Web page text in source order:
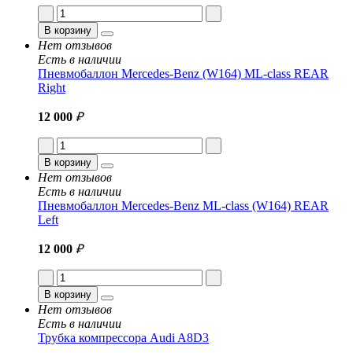
В корзину
Нет отзывов
Есть в наличии
Пневмобаллон Mercedes-Benz (W164) ML-class REAR
Right
12 000 ₽
В корзину
Нет отзывов
Есть в наличии
Пневмобаллон Mercedes-Benz ML-class (W164) REAR
Left
12 000 ₽
В корзину
Нет отзывов
Есть в наличии
Трубка компрессора Audi A8D3